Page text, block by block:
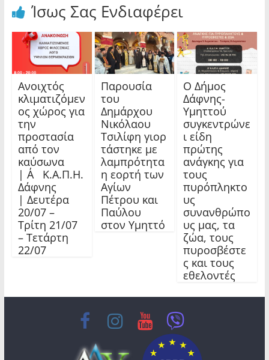
Ίσως Σας Ενδιαφέρει
Ανοιχτός
κλιματιζόμεν
ος χώρος για
την
προστασία
από τον
καύσωνα
| Α΄ Κ.Α.Π.Η.
Δάφνης
| Δευτέρα
20/07 –
Τρίτη 21/07
– Τετάρτη
22/07
Παρουσία
του
Δημάρχου
Νικόλαου
Τσιλίφη γιορ
τάστηκε με
λαμπρότητα
η εορτή των
Αγίων
Πέτρου και
Παύλου
στον Υμηττό
Ο Δήμος
Δάφνης-
Υμηττού
συγκεντρώνε
ι είδη
πρώτης
ανάγκης για
τους
πυρόπληκτο
υς
συνανθρώπο
υς μας, τα
ζώα, τους
πυροσβέστε
ς και τους
εθελοντές